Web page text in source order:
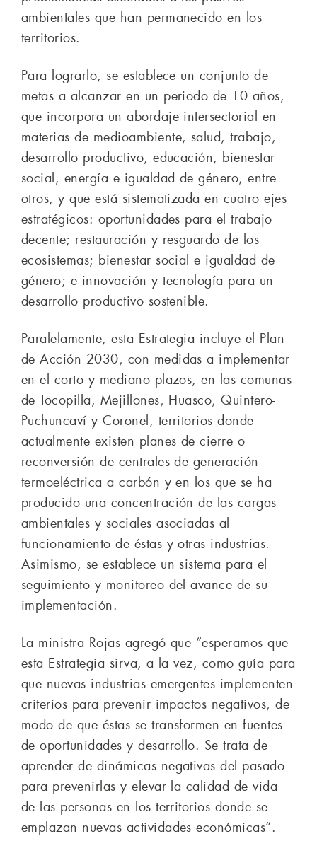
ambientales que han permanecido en los
territorios.
Para lograrlo, se establece un conjunto de
metas a alcanzar en un periodo de 10 años,
que incorpora un abordaje intersectorial en
materias de medioambiente, salud, trabajo,
desarrollo productivo, educación, bienestar
social, energía e igualdad de género, entre
otros, y que está sistematizada en cuatro ejes
estratégicos: oportunidades para el trabajo
decente; restauración y resguardo de los
ecosistemas; bienestar social e igualdad de
género; e innovación y tecnología para un
desarrollo productivo sostenible.
Paralelamente, esta Estrategia incluye el Plan
de Acción 2030, con medidas a implementar
en el corto y mediano plazos, en las comunas
de Tocopilla, Mejillones, Huasco, Quintero-
Puchuncaví y Coronel, territorios donde
actualmente existen planes de cierre o
reconversión de centrales de generación
termoeléctrica a carbón y en los que se ha
producido una concentración de las cargas
ambientales y sociales asociadas al
funcionamiento de éstas y otras industrias.
Asimismo, se establece un sistema para el
seguimiento y monitoreo del avance de su
implementación.
La ministra Rojas agregó que “esperamos que
esta Estrategia sirva, a la vez, como guía para
que nuevas industrias emergentes implementen
criterios para prevenir impactos negativos, de
modo de que éstas se transformen en fuentes
de oportunidades y desarrollo. Se trata de
aprender de dinámicas negativas del pasado
para prevenirlas y elevar la calidad de vida
de las personas en los territorios donde se
emplazan nuevas actividades económicas”.